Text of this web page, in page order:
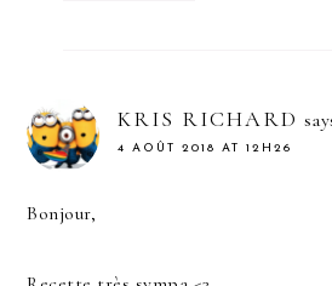
KRIS RICHARD
4 AOÛT 2018 AT 12H26
Bonjour,